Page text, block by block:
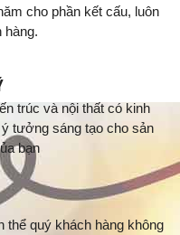
cho phần kết cấu, luôn
hàng.
trúc và nội thất có kinh
tưởng sáng tạo cho sản
bạn
thể quý khách hàng không